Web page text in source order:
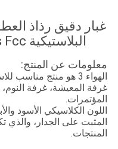
سياسة
الخصوصية
غبار دقيق رذاذ
البلاستيكية Rohs Fcc الموافقة الرائحة
معلومات عن المنتج:
الهواء 3 هو منتج
غرفة المعيشة، غرفة
المؤتمرات.
اللون الكلاسيكي الأسود
المثبت على الجدار،
المنتجات.